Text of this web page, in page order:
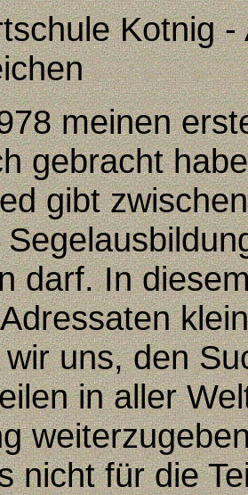
Kotnig
meinen
gebracht
gibt
darf. In
uns, den
in aller
nicht für die